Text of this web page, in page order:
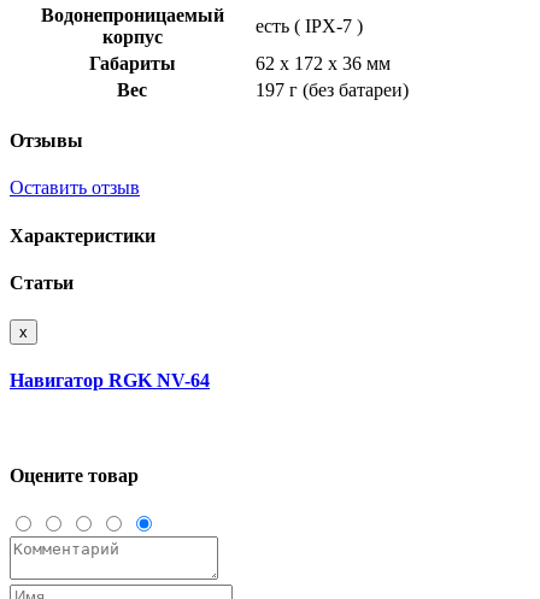
Водонепроницаемый
корпус
есть ( IPX-7 )
Габариты
62 х 172 х 36 мм
Вес
197 г (без батареи)
Отзывы
Оставить отзыв
Характеристики
Статьи
x
Навигатор RGK NV-64
Оцените товар